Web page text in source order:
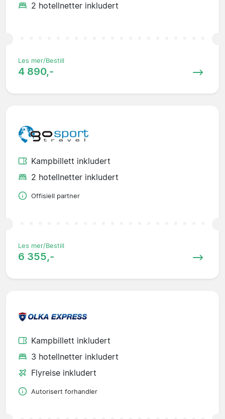
2 hotellnetter inkludert
Les mer/Bestill
4 890,-
Kampbillett inkludert
2 hotellnetter inkludert
Offisiell partner
Les mer/Bestill
6 355,-
Kampbillett inkludert
3 hotellnetter inkludert
Flyreise inkludert
Autorisert forhandler